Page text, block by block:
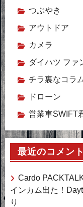
つぶやき
アウトドア
カメラ
ダイハツ ファ
チラ裏なコラ
ドローン
営業車SWIFT
最近のコメント
Cardo
インカム出た！
り